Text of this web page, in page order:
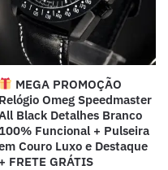
MEGA PROMOÇÃO
Relógio Omeg Speedmaster
Black Detalhes Branco
100% Funcional + Pulseira
Couro Luxo e Destaque
+ FRETE GRÁTIS